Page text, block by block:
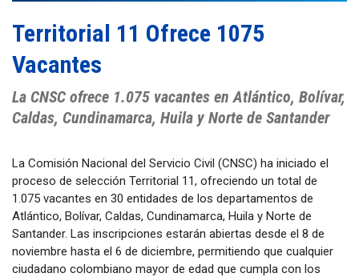
Territorial 11 Ofrece 1075
Vacantes
La CNSC ofrece 1.075 vacantes en Atlántico, Bolívar,
Caldas, Cundinamarca, Huila y Norte de Santander
La Comisión Nacional del Servicio Civil (CNSC) ha iniciado el
proceso de selección Territorial 11, ofreciendo un total de
1.075 vacantes en 30 entidades de los departamentos de
Atlántico, Bolívar, Caldas, Cundinamarca, Huila y Norte de
Santander. Las inscripciones estarán abiertas desde el 8 de
noviembre hasta el 6 de diciembre, permitiendo que cualquier
ciudadano colombiano mayor de edad que cumpla con los